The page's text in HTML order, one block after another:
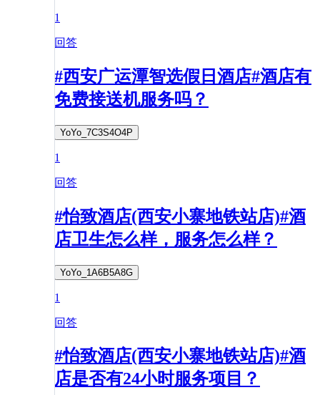
1
回答
#西安广运潭智选假日酒店#酒店有
免费接送机服务吗？
YoYo_7C3S4O4P
1
回答
#怡致酒店(西安小寨地铁站店)#酒
店卫生怎么样，服务怎么样？
YoYo_1A6B5A8G
1
回答
#怡致酒店(西安小寨地铁站店)#酒
店是否有24小时服务项目？